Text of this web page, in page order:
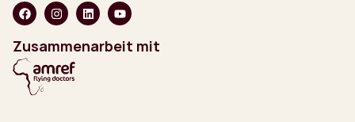
Zusammenarbeit mit